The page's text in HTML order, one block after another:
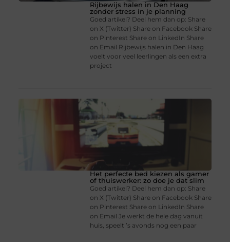
Rijbewijs halen in Den Haag
zonder stress in je planning
Goed artikel? Deel hem dan op: Share
on X (Twitter) Share on Facebook Share
on Pinterest Share on LinkedIn Share
on Email Rijbewijs halen in Den Haag
voelt voor veel leerlingen als een extra
project
Het perfecte bed kiezen als gamer
of thuiswerker: zo doe je dat slim
Goed artikel? Deel hem dan op: Share
on X (Twitter) Share on Facebook Share
on Pinterest Share on LinkedIn Share
on Email Je werkt de hele dag vanuit
huis, speelt ’s avonds nog een paar